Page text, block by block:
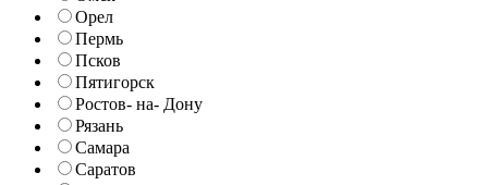
Орел
Пермь
Псков
Пятигорск
Ростов- на- Дону
Рязань
Самара
Саратов